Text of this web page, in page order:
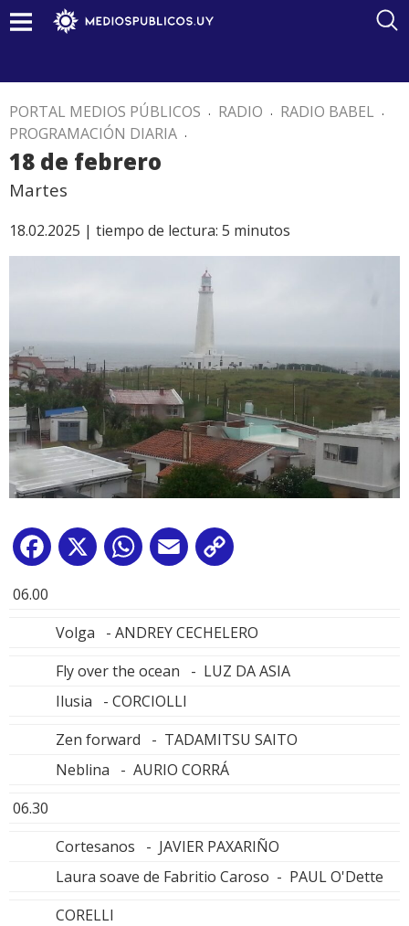
PORTAL MEDIOS PÚBLICOS . RADIO . RADIO BABEL .
PROGRAMACIÓN DIARIA .
18 de febrero
Martes
18.02.2025 | tiempo de lectura: 5 minutos
Facebook
X WhatsApp
Email
06.00
Volga - ANDREY CECHELERO
Fly over the ocean - LUZ DA ASIA
Ilusia - CORCIOLLI
Zen forward - TADAMITSU SAITO
Neblina - AURIO CORRÁ
06.30
Cortesanos - JAVIER PAXARIÑO
Laura soave de Fabritio Caroso - PAUL O'Dette
CORELLI